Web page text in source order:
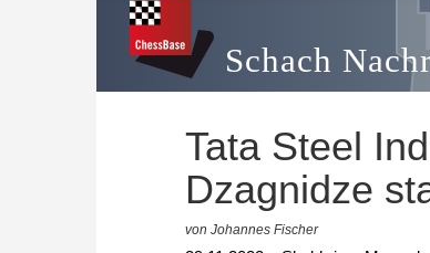
Schach
Tata Steel
Dzagnidze
von Johannes Fischer